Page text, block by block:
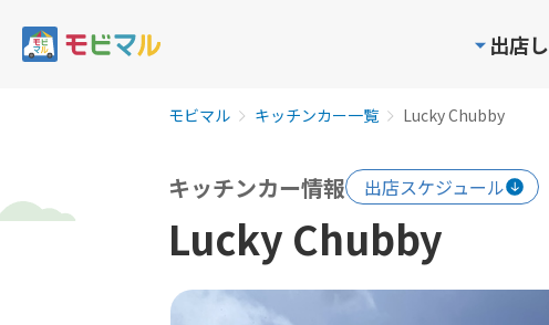
出店
モビマル キッチンカー一覧 Lucky Chubby
キッチンカー情報 出店スケジュール
Lucky Chubby